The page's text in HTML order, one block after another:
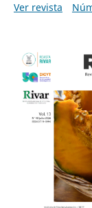
Ver revista